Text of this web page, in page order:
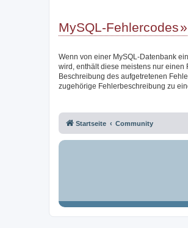
MySQL-Fehlercodes
Wenn von einer MySQL-Datenbank
wird, enthält diese meistens nur einen
Beschreibung des aufgetretenen
zugehörige Fehlerbeschreibung zu
Startseite Community